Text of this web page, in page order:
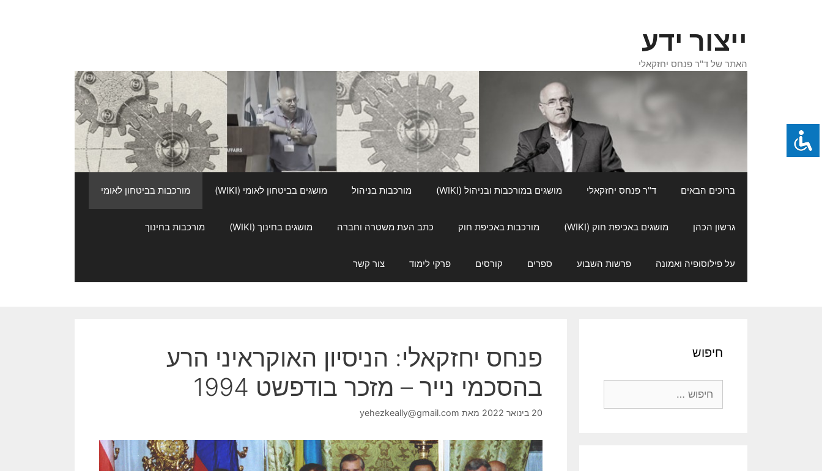
ייצור ידע
האתר של ד"ר פנחס יחזקאלי
ברוכים הבאים ד"ר פנחס יחזקאלי מושגים במורכבות ובניהול (WIKI) מורכבות בניהול מושגים בביטחון לאומי (WIKI) מורכבות בביטחון לאומי
גרשון הכהן מושגים באכיפת חוק (WIKI) מורכבות באכיפת חוק כתב העת משטרה וחברה מושגים בחינוך (WIKI) מורכבות בחינוך
על פילוסופיה ואמונה פרשות השבוע ספרים קורסים פרקי לימוד צור קשר
פנחס יחזקאלי: הניסיון האוקראיני הרע
בהסכמי נייר – מזכר בודפשט 1994
20 בינואר 2022 מאת yehezkeally@gmail.com
חיפוש